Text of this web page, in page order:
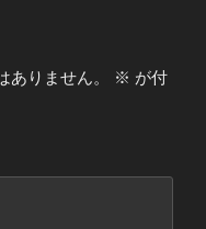
ありません。 ※ が付